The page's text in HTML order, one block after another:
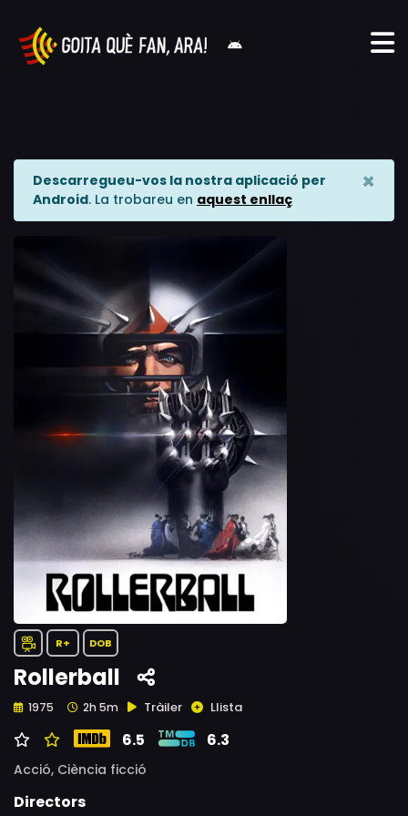
Descarregueu-vos la nostra aplicació per
Android. La trobareu en aquest enllaç
×
R+ DOB
Rollerball
1975 2h 5m Tràiler Llista
6.5 6.3
Acció, Ciència ficció
Directors